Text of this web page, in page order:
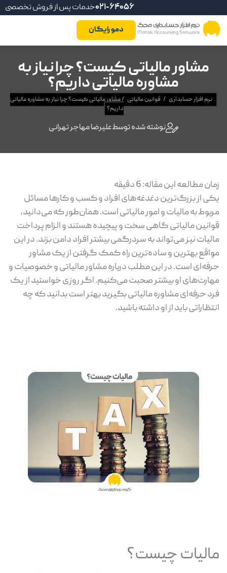
خدمات پس از فروش تخصصی021-64056
دمو رایگان
مشاور مالیاتی کیست؟ چرا نیاز به
مشاوره مالیاتی داریم؟
نرم افزار حسابداری / قوانین مالیاتی /مشاور مالیاتی کیست؟ چرا نیاز به مشاوره مالیاتی
داریم؟
نوشته شده توسطعلیرضا مهاجر تهرانی
زمان مطالعه این مقاله:6دقیقه
یکی از بزرگ‌ترین دغدغه‌های افراد و کسب و کارها مسائل
مربوط به مالیات و امور مالیاتی است. همان‌طور که می‌دانید،
قوانین مالیاتی گاهی سخت و پیچیده هستند و الزام پرداخت
مالیات نیز می‌تواند به سردرگمی بیشتر افراد دامن بزند. در این
مواقع بهترین و ساده‌ترین راه کمک گرفتن از یک مشاور
حرفه‌ای است. در این مطلب درباره مشاور مالیاتی و خصوصیات و
مهارت‌های او بیشتر صحبت می‌کنیم. اگر روزی خواستید از یک
فرد حرفه‌ای مشاوره مالیاتی بگیرید بهتر است بدانید که چه
انتظاراتی باید از او داشته باشید.
مالیات چیست؟